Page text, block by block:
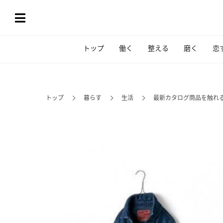
トップ 働く 整える 磨く 恋
トップ 暮らす 生活 最新カタログ商品を触れ